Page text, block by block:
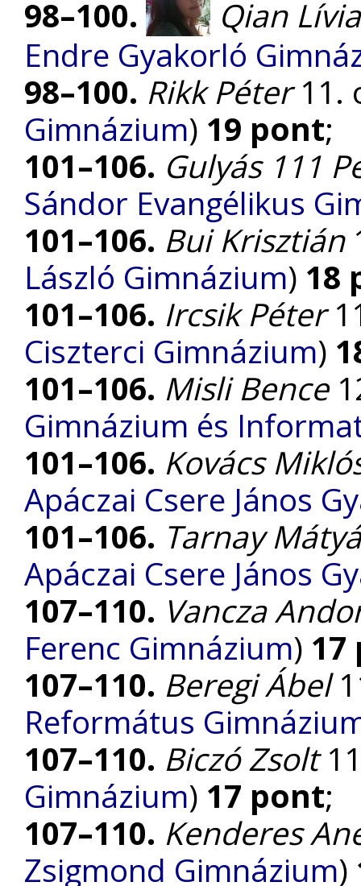
98–100.
Qian Lívia
Endre Gyakorló
98–100. Rikk Péter11.
Gimnázium) 19 pont;
101–106. Gulyás 111
Sándor Evangélikus
101–106. Bui Krisztián
László Gimnázium) 18
101–106. Ircsik Péter
Ciszterci Gimnázium)
101–106. Misli Bence
Gimnázium és
101–106. Kovács
Apáczai Csere János
101–106. Tarnay
Apáczai Csere János
107–110. Vancza
Ferenc Gimnázium) 17
107–110. Beregi Ábel
Református
107–110. Biczó Zsolt
Gimnázium) 17 pont;
107–110. Kenderes
Zsigmond Gimnázium)